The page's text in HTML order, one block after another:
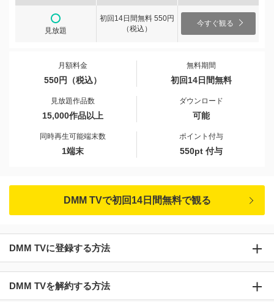
見放題
初回14日間無料 550円
（税込）
今すぐ観る
月額料金
550円（税込）
無料期間
初回14日間無料
見放題作品数
15,000作品以上
ダウンロード
可能
同時再生可能端末数
1端末
ポイント付与
550pt 付与
DMM TVで初回14日間無料で観る
DMM TVに登録する方法
DMM TVを解約する方法